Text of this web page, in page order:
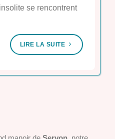
se rencontrent
LIRE LA SUITE